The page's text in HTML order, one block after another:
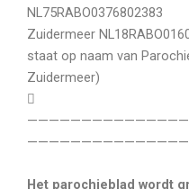
NL75RABO0376802383
Zuidermeer
staat op naam van
Zuidermeer)

Het parochieblad wordt